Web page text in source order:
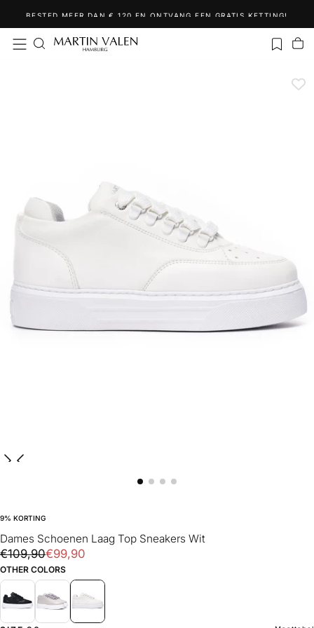
inhoud
BESTED MEER DAN € 120 EN ONTVANG EEN GRATIS KETTING!
9% KORTING
Dames Schoenen Laag Top Sneakers Wit
€99,90
Reguliere
prijs
€109,90Uitverkoopprijs
€99,90
OTHER COLORS